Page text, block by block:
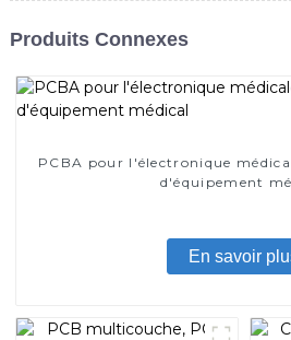
Produits Connexes
PCBA pour l'électronique
d'équipement
En savoir